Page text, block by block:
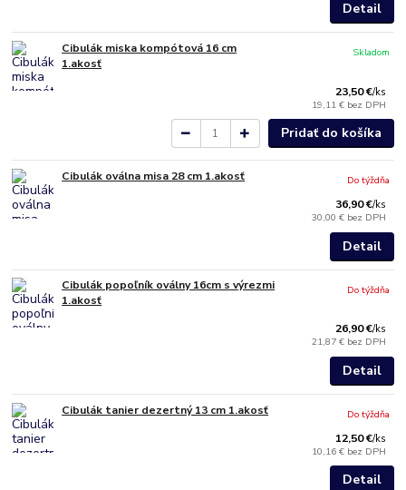
Detail
Cibulák miska kompótová 16 cm
1.akosť
23,50 €/ks
19,11 € bez DPH
Skladom
Pridať do košíka
Cibulák oválna misa 28 cm 1.akosť
36,90 €/ks
30,00 € bez DPH
Do týždňa
Detail
Cibulák popoľník oválny 16cm s výrezmi
1.akosť
26,90 €/ks
21,87 € bez DPH
Do týždňa
Detail
Cibulák tanier dezertný 13 cm 1.akosť
12,50 €/ks
10,16 € bez DPH
Do týždňa
Detail